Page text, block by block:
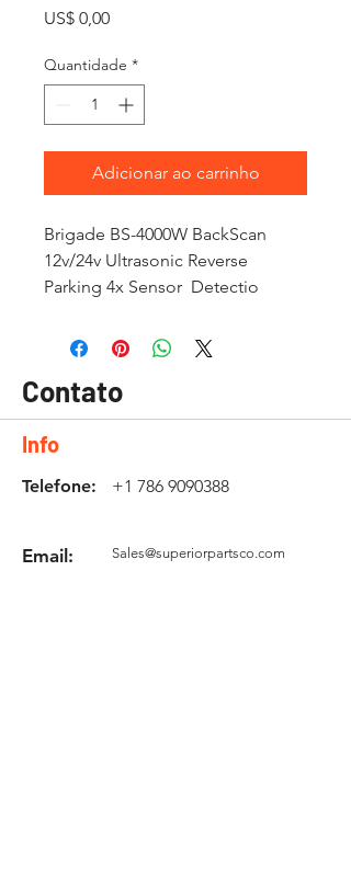
US$ 0,00Preço
Quantidade *
Adicionar ao carrinho
Brigade BS-4000W BackScan
12v/24v Ultrasonic Reverse
Parking 4x Sensor Detectio
Contato
Info
Telefone: +1 786 9090388
Email: Sales@superiorpartsco.com